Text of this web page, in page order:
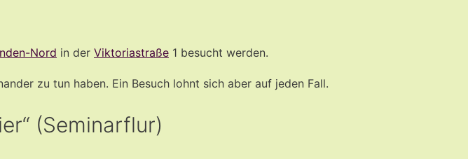
Nord in der Viktoriastraße 1 besucht werden.
zu tun haben. Ein Besuch lohnt sich aber auf jeden Fall.
(Seminarflur)